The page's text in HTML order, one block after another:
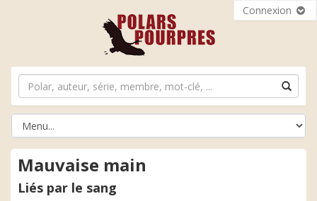
Connexion
Mauvaise main
Liés par le sang